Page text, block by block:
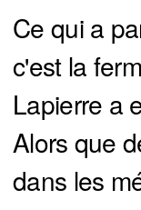
Ce qui a
c'est la
Lapierre a
Alors que
dans les